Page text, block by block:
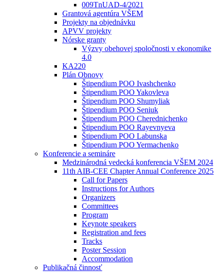
009TnUAD-4/2021
Grantová agentúra VŠEM
Projekty na objednávku
APVV projekty
Nórske granty
Výzvy obehovej spoločnosti v ekonomike
4.0
KA220
Plán Obnovy
Štipendium POO Ivashchenko
Štipendium POO Yakovleva
Štipendium POO Shumyliak
Štipendium POO Seniuk
Štipendium POO Cherednichenko
Štipendium POO Rayevnyeva
Štipendium POO Labunska
Štipendium POO Yermachenko
Konferencie a semináre
Medzinárodná vedecká konferencia VŠEM 2024
11th AIB-CEE Chapter Annual Conference 2025
Call for Papers
Instructions for Authors
Organizers
Committees
Program
Keynote speakers
Registration and fees
Tracks
Poster Session
Accommodation
Publikačná činnosť